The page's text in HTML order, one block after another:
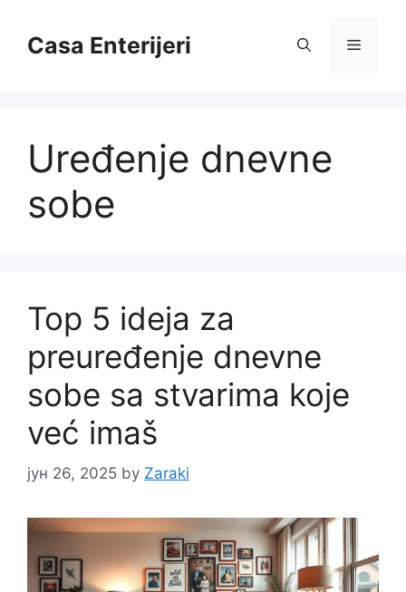
contentCasa Enterijeri Menu
Uređenje dnevne
sobe
Top 5 ideja za
preuređenje dnevne
sobe sa stvarima koje
već imaš
јун 26, 2025 by Zaraki